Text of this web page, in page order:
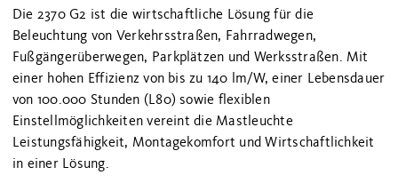
Die 2370 G2 ist die wirtschaftliche Lösung für die
Beleuchtung von Verkehrsstraßen, Fahrradwegen,
Fußgängerüberwegen, Parkplätzen und Werksstraßen. Mit
einer hohen Effizienz von bis zu 140 lm/W, einer Lebensdauer
von 100.000 Stunden (L80) sowie flexiblen
Einstellmöglichkeiten vereint die Mastleuchte
Leistungsfähigkeit, Montagekomfort und Wirtschaftlichkeit
in einer Lösung.